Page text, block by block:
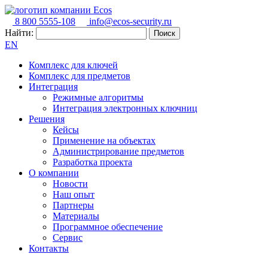
8 800 5555-108
info@ecos-security.ru
Найти:
EN
Комплекс для ключей
Комплекс для предметов
Интеграция
Режимные алгоритмы
Интеграция электронных ключниц
Решения
Кейсы
Применение на объектах
Администрирование предметов
Разработка проекта
О компании
Новости
Наш опыт
Партнеры
Материалы
Программное обеспечение
Сервис
Контакты